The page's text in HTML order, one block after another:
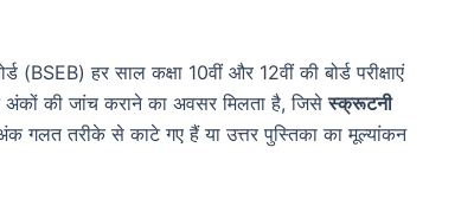
(BSEB) हर साल कक्षा 10वीं और 12वीं की बोर्ड परीक्षाएं
अंकों की जांच कराने का अवसर मिलता है, जिसेस्क्रूटनी
गलत तरीके से काटे गए हैं या उत्तर पुस्तिका का मूल्यांकन